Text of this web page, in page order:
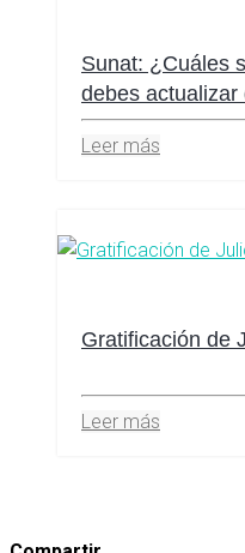
Sunat: ¿Cuáles
debes
Leer más
Gratificación de
Leer más